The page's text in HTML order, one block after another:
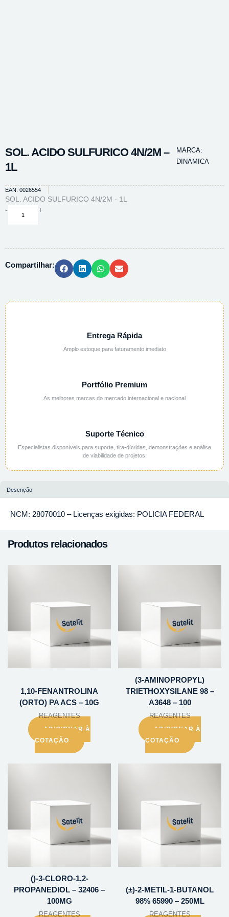
SOL. ACIDO SULFURICO 4N/2M –
1L
MARCA:
DINAMICA
EAN: 0026554
SOL. ACIDO SULFURICO 4N/2M - 1L
-
SOL.
1L
+
Compartilhar:
Entrega Rápida
Amplo estoque para faturamento imediato
Portfólio Premium
As melhores marcas do mercado internacional e nacional
Suporte Técnico
Especialistas disponíveis para suporte, tira-dúvidas, demonstrações e análise
de viabilidade de projetos.
Descrição
NCM: 28070010 – Licenças exigidas: POLICIA FEDERAL
Produtos relacionados
1,10-FENANTROLINA
(ORTO) PA ACS – 10G
REAGENTES
ADICIONAR À
COTAÇÃO
(3-AMINOPROPYL)
TRIETHOXYSILANE 98 –
A3648 – 100
REAGENTES
ADICIONAR À
COTAÇÃO
()-3-CLORO-1,2-
PROPANEDIOL – 32406 –
100MG
REAGENTES
(±)-2-METIL-1-BUTANOL
98% 65990 – 250ML
REAGENTES